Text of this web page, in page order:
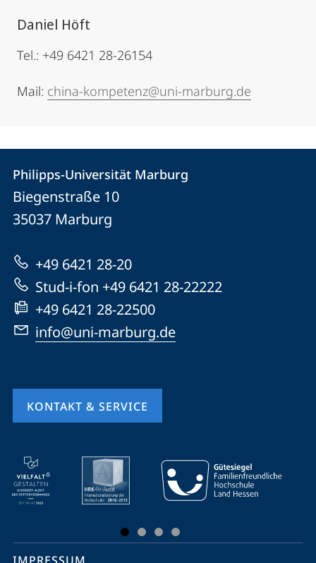
Daniel Höft
Tel.: +49 6421 28-26154
Mail: china-kompetenz@uni-marburg.de
Kontakt
und
Informationen
zur
Website
Kontaktinformationen
Philipps-
Universität
Marburg
Philipps-Universität Marburg
Biegenstraße 10
35037 Marburg
+49 6421 28-20
Stud-i-fon +49 6421 28-22222
+49 6421 28-22500
info@uni-marburg.de
KONTAKT & SERVICE
Mobile-
Service-
Navigation
Social